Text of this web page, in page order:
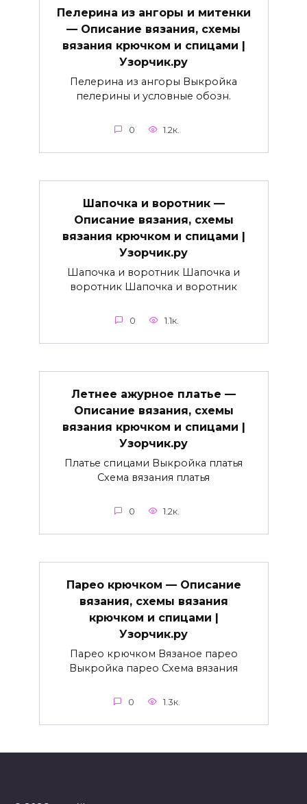
Пелерина из ангоры и митенки
— Описание вязания, схемы
вязания крючком и спицами |
Узорчик.ру
Пелерина из ангоры Выкройка
пелерины и условные обозн.
0 1.2к.
Шапочка и воротник —
Описание вязания, схемы
вязания крючком и спицами |
Узорчик.ру
Шапочка и воротник Шапочка и
воротник Шапочка и воротник
0 1.1к.
Летнее ажурное платье —
Описание вязания, схемы
вязания крючком и спицами |
Узорчик.ру
Платье спицами Выкройка платья
Схема вязания платья
0 1.2к.
Парео крючком — Описание
вязания, схемы вязания
крючком и спицами |
Узорчик.ру
Парео крючком Вязаное парео
Выкройка парео Схема вязания
0 1.3к.